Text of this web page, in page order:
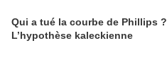
Qui a tué la courbe de Phillips ?
L’hypothèse kaleckienne